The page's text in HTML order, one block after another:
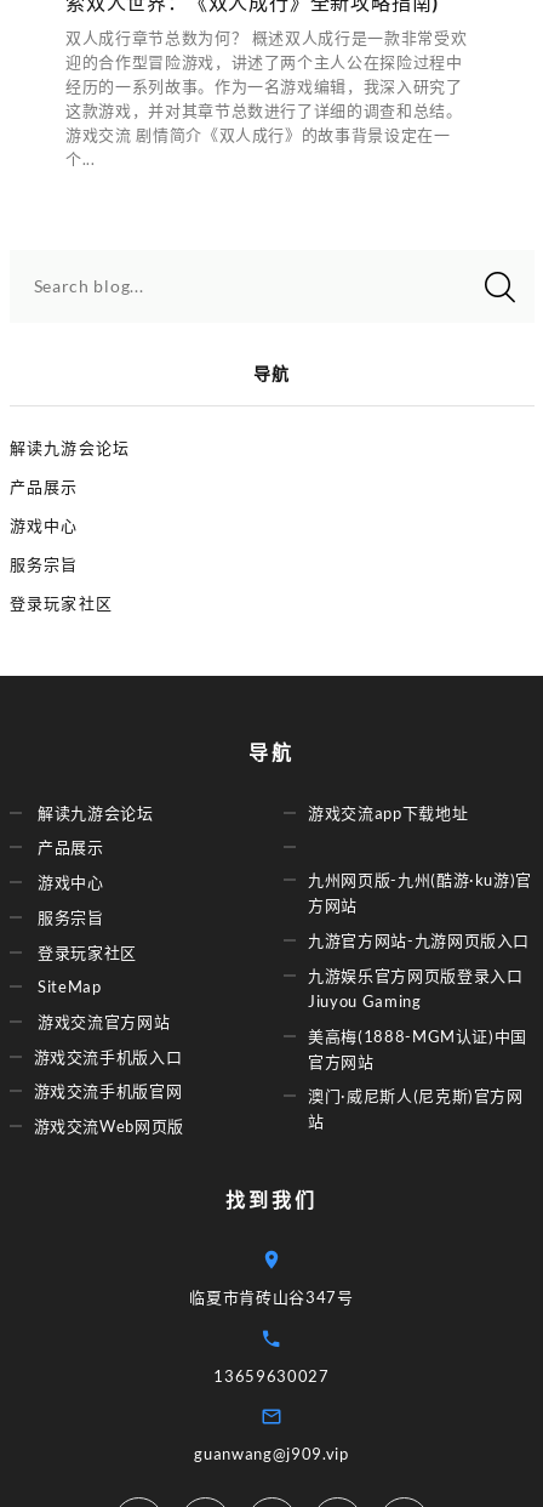
双人成行章节总数为何？ 概述双人成行是一款非常受欢
迎的合作型冒险游戏，讲述了两个主人公在探险过程中
经历的一系列故事。作为一名游戏编辑，我深入研究了
这款游戏，并对其章节总数进行了详细的调查和总结。
游戏交流 剧情简介《双人成行》的故事背景设定在一
个...
Search blog...
导航
解读九游会论坛
产品展示
游戏中心
服务宗旨
登录玩家社区
导航
解读九游会论坛
产品展示
游戏中心
服务宗旨
登录玩家社区
SiteMap
游戏交流官方网站
游戏交流手机版入口
游戏交流手机版官网
游戏交流Web网页版
游戏交流app下载地址
九州网页版-九州(酷游·ku游)官
方网站
九游官方网站-九游网页版入口
九游娱乐官方网页版登录入口
Jiuyou Gaming
美高梅(1888-MGM认证)中国
官方网站
澳门·威尼斯人(尼克斯)官方网
站
找到我们
临夏市肯砖山谷347号
13659630027
guanwang@j909.vip